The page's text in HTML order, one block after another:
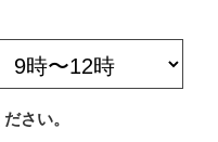
さい。